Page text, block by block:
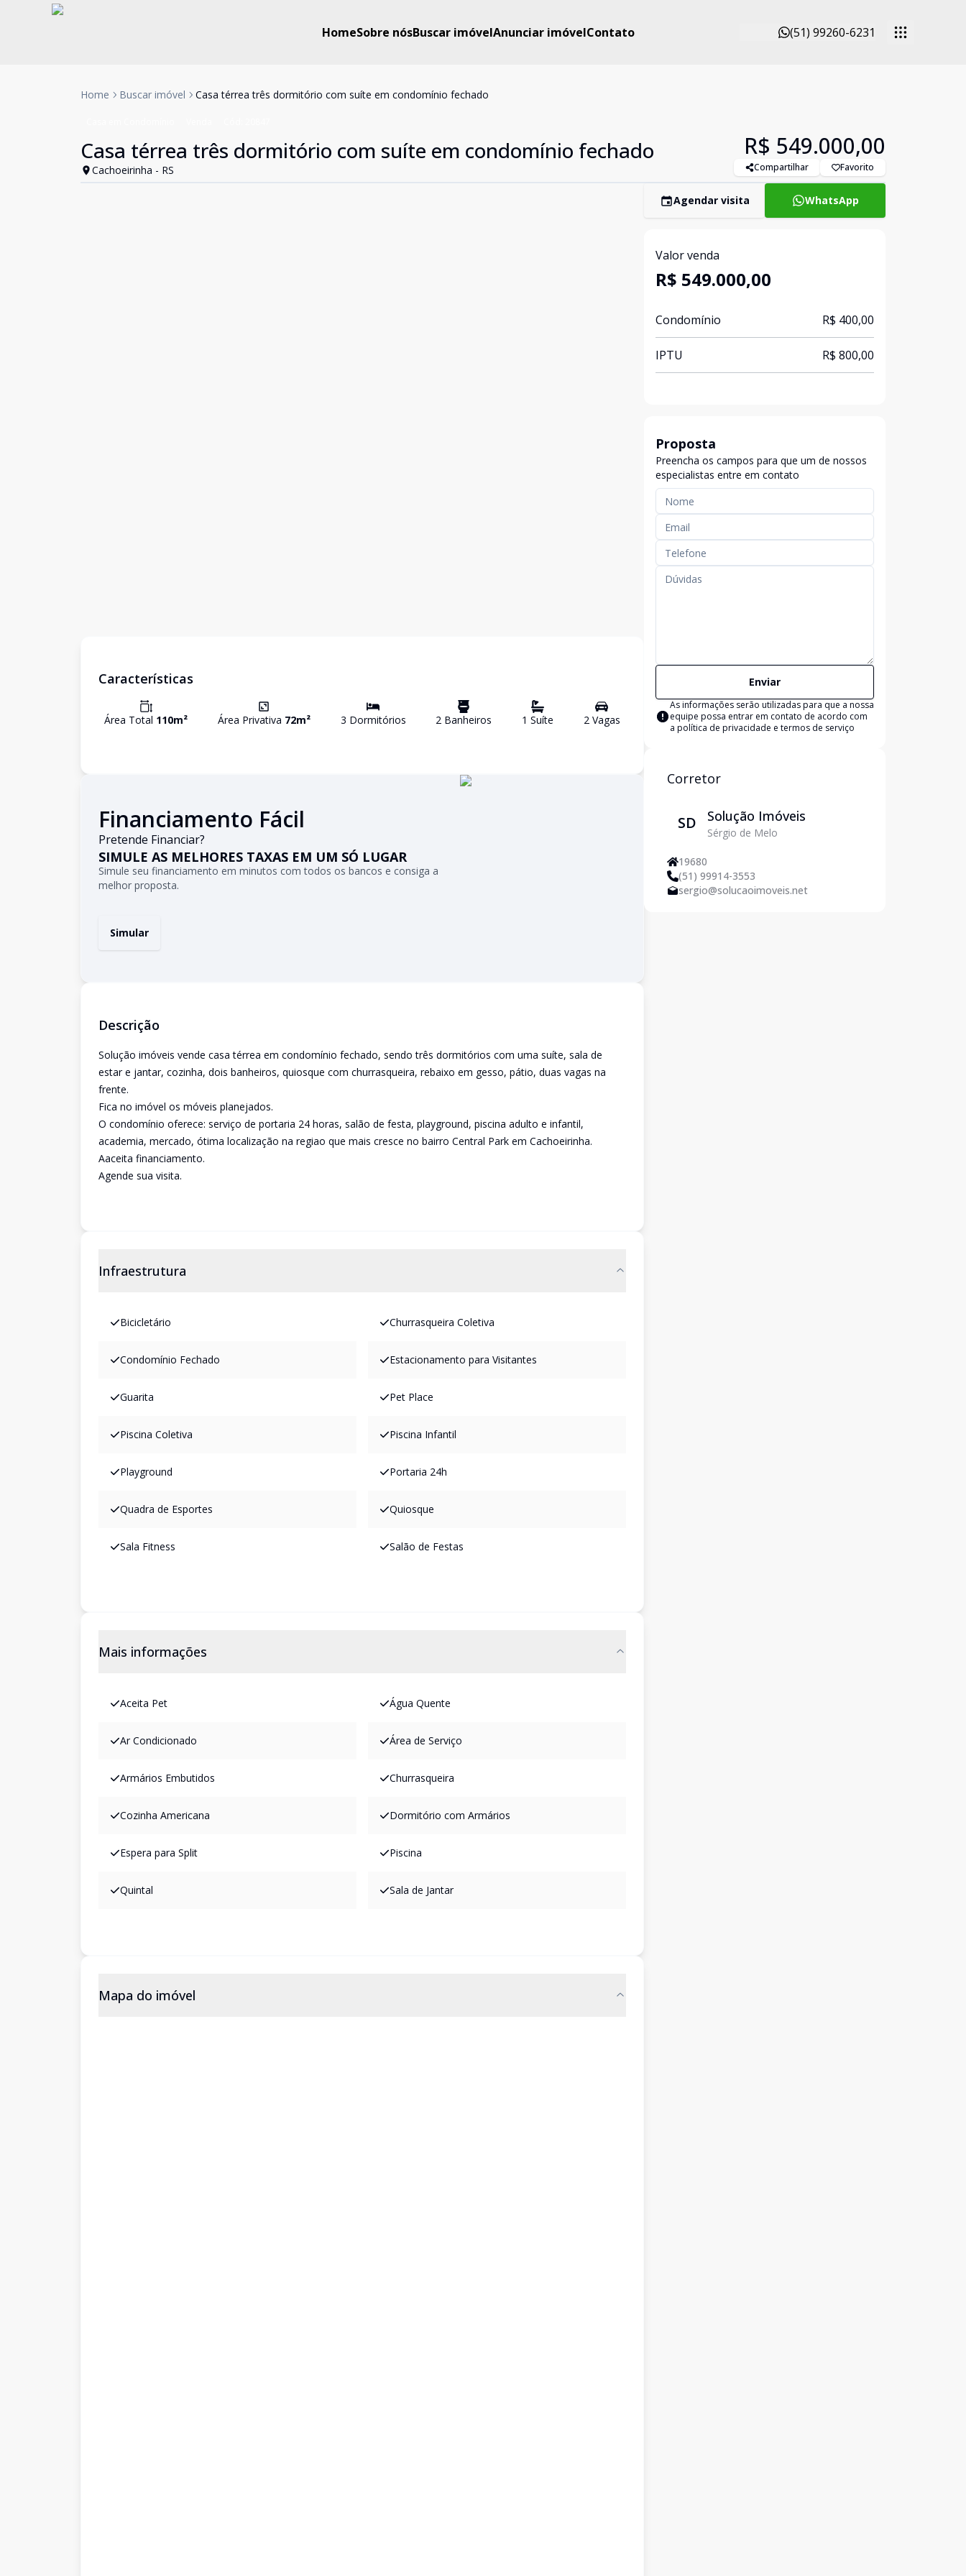
HomeSobre nósBuscar imóvelAnunciar imóvelContato (51) 99260-6231
Home Buscar imóvel Casa térrea três dormitório com suíte em condomínio fechado
Casa térrea três dormitório com suíte em condomínio fechado
Cachoeirinha - RS
R$ 549.000,00
Compartilhar Favorito
Características
Área Total 110m² Área Privativa 72m² 3 Dormitórios 2 Banheiros 1 Suíte 2Vagas
Financiamento Fácil
Pretende Financiar?
SIMULE AS MELHORES TAXAS EM UM SÓ LUGAR
Simule seu financiamento em minutos com todos os bancos e consiga a
melhor proposta.
Simular
Descrição
Solução imóveis vende casa térrea em condomínio fechado, sendo três dormitórios com uma suíte, sala de
estar e jantar, cozinha, dois banheiros, quiosque com churrasqueira, rebaixo em gesso, pátio, duas vagas na
frente.
Fica no imóvel os móveis planejados.
O condomínio oferece: serviço de portaria 24 horas, salão de festa, playground, piscina adulto e infantil,
academia, mercado, ótima localização na regiao que mais cresce no bairro Central Park em Cachoeirinha.
Aaceita financiamento.
Agende sua visita.
Infraestrutura
Bicicletário Churrasqueira Coletiva
Condomínio Fechado Estacionamento para Visitantes
Guarita Pet Place
Piscina Coletiva Piscina Infantil
Playground Portaria 24h
Quadra de Esportes Quiosque
Sala Fitness Salão de Festas
Mais informações
Aceita Pet Água Quente
Ar Condicionado Área de Serviço
Armários Embutidos Churrasqueira
Cozinha Americana Dormitório com Armários
Espera para Split Piscina
Quintal Sala de Jantar
Mapa do imóvel
Agendar visita WhatsApp
Valor venda
R$ 549.000,00
Condomínio R$ 400,00
IPTU R$ 800,00
Proposta
Preencha os campos para que um de nossos
especialistas entre em contato
Enviar
As informações serão utilizadas para que a nossa
equipe possa entrar em contato de acordo com
a política de privacidade e termos de serviço
Corretor
SD Solução Imóveis
Sérgio de Melo
19680
(51) 99914-3553
sergio@solucaoimoveis.net